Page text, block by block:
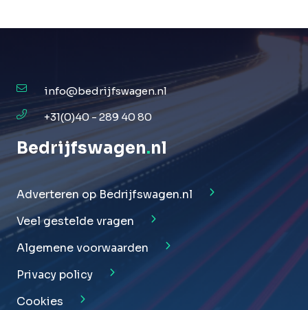
info@bedrijfswagen.nl
+31(0)40 - 289 40 80
Bedrijfswagen.nl
Adverteren op Bedrijfswagen.nl
Veel gestelde vragen
Algemene voorwaarden
Privacy policy
Cookies